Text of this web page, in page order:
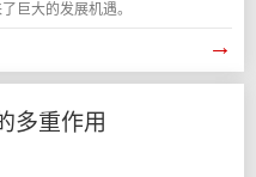
巨大的发展机遇。
→
多重作用